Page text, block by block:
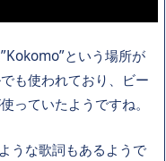
という場所が
も使われており、ビー
っていたようですね。
うな歌詞もあるようで